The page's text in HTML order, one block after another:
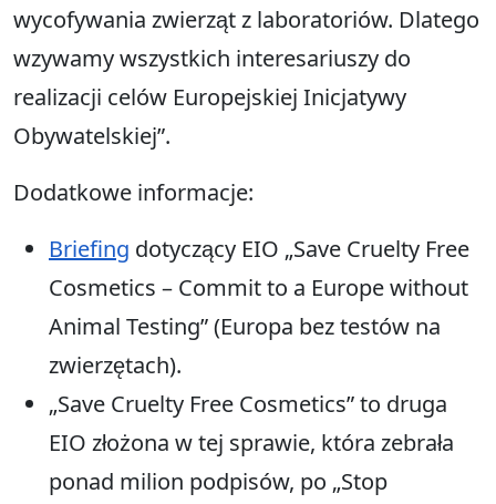
wycofywania zwierząt z laboratoriów. Dlatego
wzywamy wszystkich interesariuszy do
realizacji celów Europejskiej Inicjatywy
Obywatelskiej”.
Dodatkowe informacje:
Briefing dotyczący EIO „Save Cruelty Free
Cosmetics – Commit to a Europe without
Animal Testing” (Europa bez testów na
zwierzętach).
„Save Cruelty Free Cosmetics” to druga
EIO złożona w tej sprawie, która zebrała
ponad milion podpisów, po „Stop